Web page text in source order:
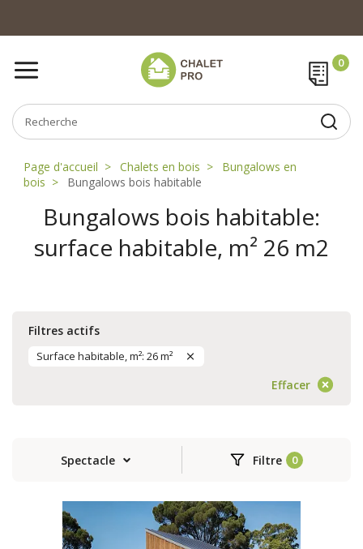
Page d'accueil Chalets en bois
Bungalows en
bois
Bungalows bois habitable
Bungalows bois habitable:
surface habitable, m² 26 m2
Filtres actifs
Surface habitable, m²: 26 m²
Effacer
Spectacle Filtre